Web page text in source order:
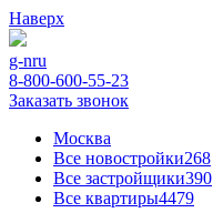
Наверх
g-nru
8-800-600-55-23
Заказать звонок
Москва
Все новостройки268
Все застройщики390
Все квартиры4479